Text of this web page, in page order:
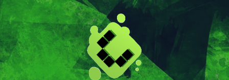
Saltar
al
contenido